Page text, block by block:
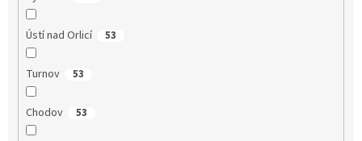
Ústí nad Orlicí 53
Turnov 53
Chodov 53